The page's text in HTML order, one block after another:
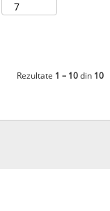
Rezultate 1 – 10din 10